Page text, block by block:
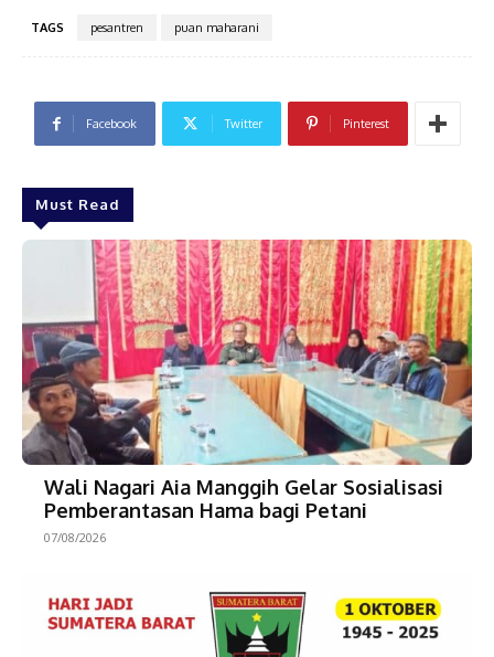
TAGS pesantren puan maharani
Facebook Twitter Pinterest
Must Read
Wali Nagari Aia Manggih Gelar Sosialisasi
Pemberantasan Hama bagi Petani
07/08/2026